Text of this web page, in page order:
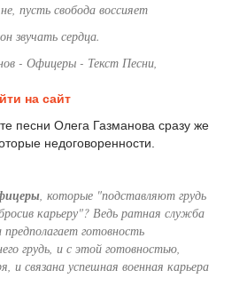
пусть свобода воссияет
звучать сердца.
- Офицеры - Текст Песни,
на сайт
песни Олега Газманова сразу же
недоговоренности.
, которые "подставляют грудь
карьеру"? Ведь ратная служба
предполагает готовность
грудь, и с этой готовностью,
и связана успешная военная карьера